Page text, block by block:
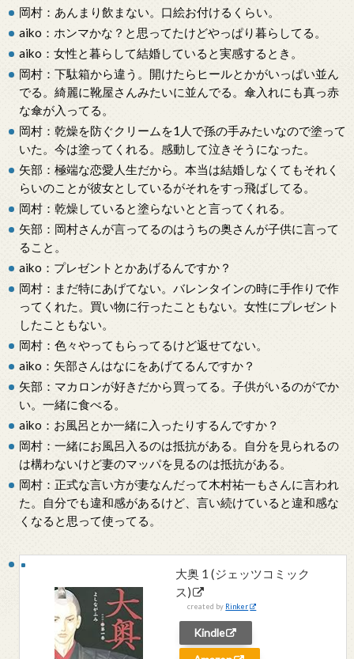
岡村：あんまり飲まない。口絵お付けるくらい。
aiko：ホンマかな？と思ってたけどやっぱり暮らしてる。
aiko：女性と暮らして結婚していると実感するとき。
岡村：下駄箱から違う。開けたらヒールとかがいっぱい並ん
でる。綺麗に靴屋さんみたいに並んでる。傘入れにも真っ赤
な傘が入ってる。
岡村：乾燥を防ぐクリームを1人で孫の手みたいなので塗って
いた。今は塗ってくれる。感動して泣きそうになった。
矢部：極端な恋愛人生だから。本当は結婚しなくてもそれく
らいのことが彼女としているがそれをすっ飛ばしてる。
岡村：乾燥していると塗らないとと言ってくれる。
矢部：岡村さんが言ってるのはうちの奥さんが子供に言って
ること。
aiko：プレゼントとかあげるんですか？
岡村：まだ特にあげてない。バレンタインの時に手作りで作
ってくれた。買い物に行ったこともない。女性にプレゼント
したこともない。
岡村：色々やってもらってるけど返せてない。
aiko：矢部さんはなにをあげてるんですか？
矢部：マカロンが好きだから買ってる。子供がいるのがでか
い。一緒に食べる。
aiko：お風呂とか一緒に入ったりするんですか？
岡村：一緒にお風呂入るのは抵抗がある。自分を見られるの
は構わないけど妻のマッパを見るのは抵抗がある。
岡村：正式な言い方が妻なんだって木村祐一もさんに言われ
た。自分でも違和感があるけど、言い続けていると違和感な
くなると思って使ってる。
大奥 1 (ジェッツコミック
ス)
created by Rinker
Kindle